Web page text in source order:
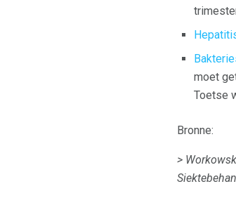
moet
Toetse
Bronne:
>